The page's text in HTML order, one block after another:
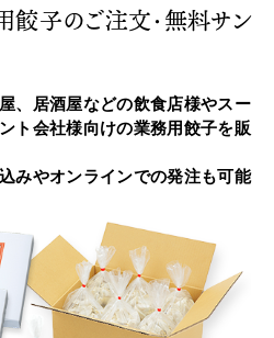
餃子のご注文・無料サン
、居酒屋などの飲食店様やスー
ト会社様向けの業務用餃子を販
みやオンラインでの発注も可能